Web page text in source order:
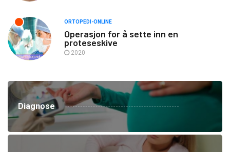
ORTOPEDI-ONLINE
Operasjon for å sette inn en
proteseskive
2020
Diagnose